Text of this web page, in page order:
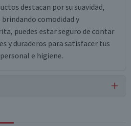
destacan por su suavidad,
comodidad y
puedes estar seguro de contar
y duraderos para satisfacer tus
e higiene.